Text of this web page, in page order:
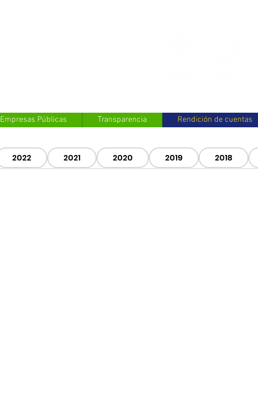
Empresas Públicas Transparencia Rendición de cuentas
2018
2019
2020
2021
2022